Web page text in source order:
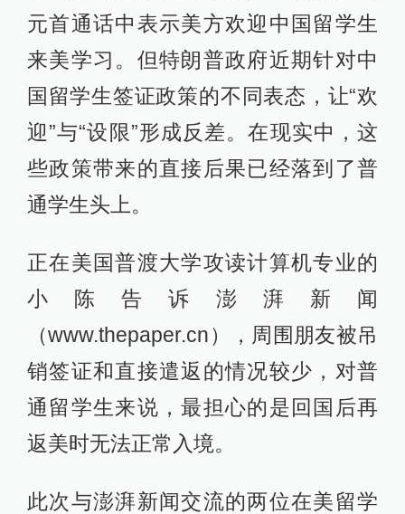
元首通话中表示美方欢迎中国留学生
来美学习。但特朗普政府近期针对中
国留学生签证政策的不同表态，让“欢
迎”与“设限”形成反差。在现实中，这
些政策带来的直接后果已经落到了普
通学生头上。
正在美国普渡大学攻读计算机专业的
小陈告诉澎湃新闻
（www.thepaper.cn），周围朋友被吊
销签证和直接遣返的情况较少，对普
通留学生来说，最担心的是回国后再
返美时无法正常入境。
此次与澎湃新闻交流的两位在美留学